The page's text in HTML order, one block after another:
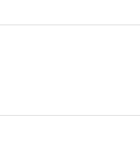
hvězdiček.